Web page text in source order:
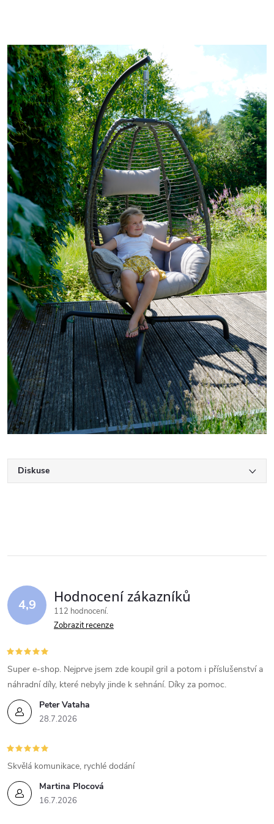
Diskuse
4,9 Hodnocení zákazníků
112 hodnocení
Zobrazit recenze
Peter Vataha
28.7.2026
Super e-shop. Nejprve jsem zde koupil gril a potom i příslušenství a
náhradní díly, které nebyly jinde k sehnání. Díky za pomoc.
Martina Plocová
16.7.2026
Skvělá komunikace, rychlé dodání